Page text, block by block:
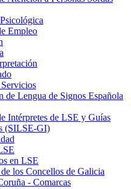
Empleo
de Lengua de Signos Española
Intérpretes de LSE y Guías
(SILSE-GI)
en LSE
los Concellos de Galicia
- Comarcas